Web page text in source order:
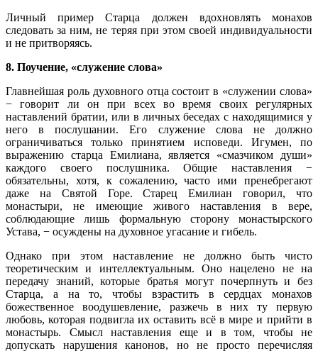
Личный пример Старца должен вдохновлять монахов
следовать за ним, не теряя при этом своей индивидуальности
и не притворяясь.
8. Поучение, «служение слова»
Главнейшая роль духовного отца состоит в «служении слова»
− говорит ли он при всех во время своих регулярных
наставлений братии, или в личных беседах с находящимися у
него в послушании. Его служение слова не должно
ограничиваться только принятием исповеди. Игумен, по
выражению старца Емилиана, является «смазчиком души»
каждого своего послушника. Общие наставления −
обязательны, хотя, к сожалению, часто ими пренебрегают
даже на Святой Горе. Старец Емилиан говорил, что
монастыри, не имеющие живого наставления в вере,
соблюдающие лишь формальную сторону монастырского
Устава, − осуждены на духовное угасание и гибель.
Однако при этом наставление не должно быть чисто
теоретическим и интеллектуальным. Оно нацелено не на
передачу знаний, которые братья могут почерпнуть и без
Старца, а на то, чтобы взрастить в сердцах монахов
божественное воодушевление, разжечь в них ту первую
любовь, которая подвигла их оставить всё в мире и прийти в
монастырь. Смысл наставления еще и в том, чтобы не
допускать нарушения канонов, но не просто перечисляя